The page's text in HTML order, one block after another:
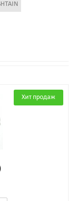
Хит продаж